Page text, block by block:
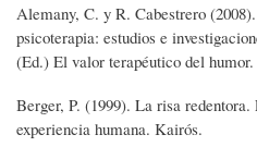
Alemany, C. y R. Cabestrero
psicoterapia: estudios e
(Ed.) El valor terapéutico del
Berger, P. (1999). La risa
experiencia humana. Kairós.